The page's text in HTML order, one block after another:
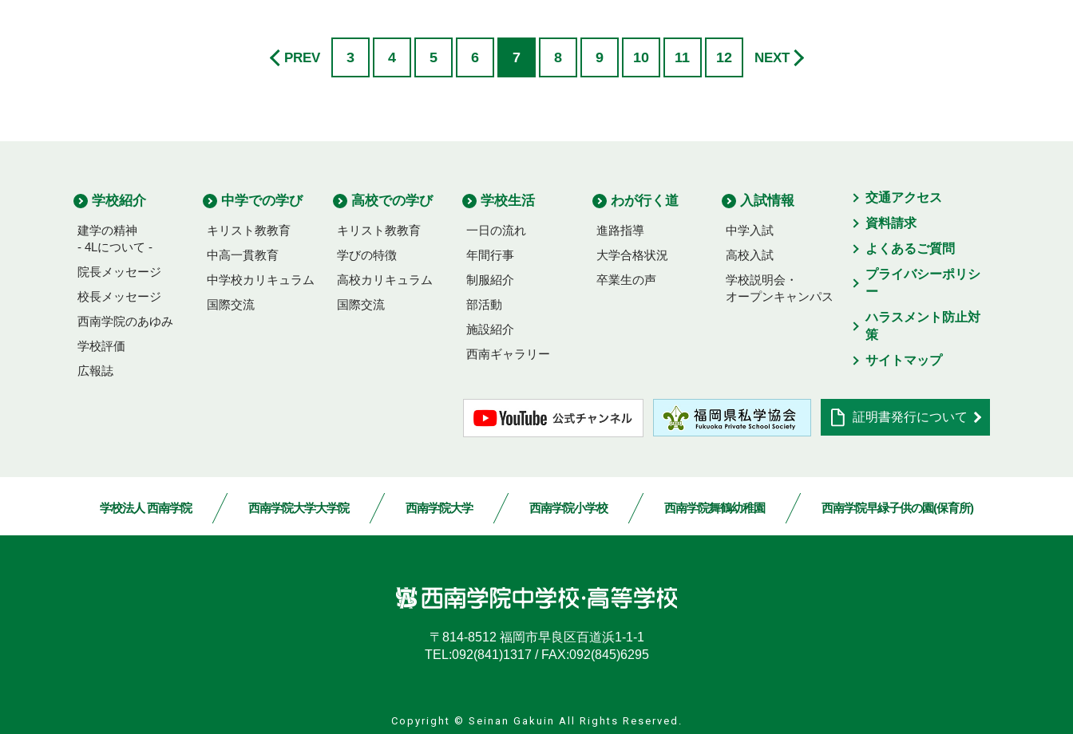
PREV 3 4 5 6 7 8 9 10 11 12 NEXT
学校紹介
建学の精神
- 4Lについて -
院長メッセージ
校長メッセージ
西南学院のあゆみ
学校評価
広報誌
中学での学び
キリスト教教育
中高一貫教育
中学校カリキュラム
国際交流
高校での学び
キリスト教教育
学びの特徴
高校カリキュラム
国際交流
学校生活
一日の流れ
年間行事
制服紹介
部活動
施設紹介
西南ギャラリー
わが行く道
進路指導
大学合格状況
卒業生の声
入試情報
中学入試
高校入試
学校説明会・
オープンキャンパス
交通アクセス
資料請求
よくあるご質問
プライバシーポリシ
ー
ハラスメント防止対
策
サイトマップ
証明書発行について
学校法人 西南学院 西南学院大学大学院 西南学院大学 西南学院小学校 西南学院舞鶴幼稚園 西南学院早緑子供の園(保育所)
〒814-8512 福岡市早良区百道浜1-1-1
TEL:092(841)1317/ FAX:092(845)6295
Copyright © Seinan Gakuin All Rights Reserved.